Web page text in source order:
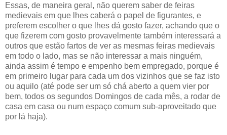
Essas, de maneira geral, não querem saber de feiras
medievais em que lhes caberá o papel de figurantes, e
preferem escolher o que lhes dá gosto fazer, achando que o
que fizerem com gosto provavelmente também interessará a
outros que estão fartos de ver as mesmas feiras medievais
em todo o lado, mas se não interessar a mais ninguém,
ainda assim é tempo e empenho bem empregado, porque é
em primeiro lugar para cada um dos vizinhos que se faz isto
ou aquilo (até pode ser um só chá aberto a quem vier por
bem, todos os segundos Domingos de cada mês, a rodar de
casa em casa ou num espaço comum sub-aproveitado que
por lá haja).